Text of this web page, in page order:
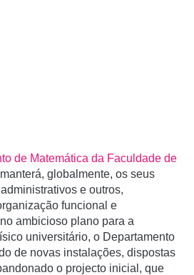
de Matemática da Faculdade de
globalmente, os seus
e outros,
funcional e
ambicioso plano para a
universitário, o Departamento
de novas instalações, dispostas
o projecto inicial, que